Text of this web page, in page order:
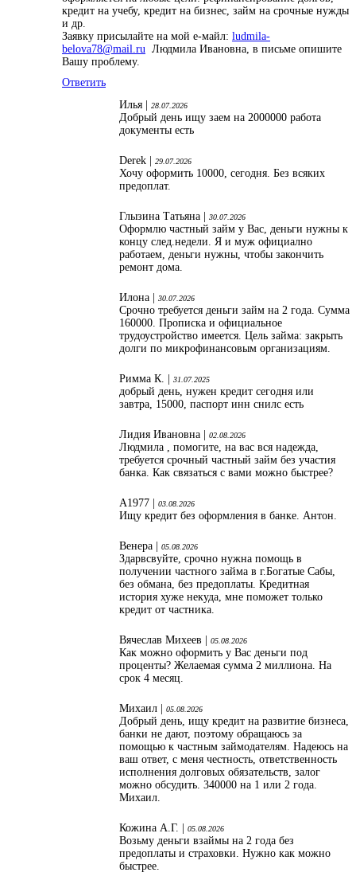
кредит на учебу, кредит на бизнес, займ на срочные нужды
и др.
Заявку присылайте на мой е-майл: ludmila-
belova78@mail.ru Людмила Ивановна, в письме опишите
Вашу проблему.
Ответить
Илья |
28.07.2026
Добрый день ищу заем на 2000000 работа
документы есть
Derek | 29.07.2026
Хочу оформить 10000, сегодня. Без всяких
предоплат.
Глызина Татьяна | 30.07.2026
Оформлю частный займ у Вас, деньги нужны к
концу след.недели. Я и муж официално
работаем, деньги нужны, чтобы закончить
ремонт дома.
Илона | 30.07.2026
Срочно требуется деньги займ на 2 года. Сумма
160000. Прописка и официальное
трудоустройство имеется. Цель займа: закрыть
долги по микрофинансовым организациям.
Римма К. | 31.07.2025
добрый день, нужен кредит сегодня или
завтра, 15000, паспорт инн снилс есть
Лидия Ивановна | 02.08.2026
Людмила , помогите, на вас вся надежда,
требуется срочный частный займ без участия
банка. Как связаться с вами можно быстрее?
А1977 | 03.08.2026
Ищу кредит без оформления в банке. Антон.
Венера | 05.08.2026
Здарвсвуйте, срочно нужна помощь в
получении частного займа в г.Богатые Сабы,
без обмана, без предоплаты. Кредитная
история хуже некуда, мне поможет только
кредит от частника.
Вячеслав Михеев | 05.08.2026
Как можно оформить у Вас деньги под
проценты? Желаемая сумма 2 миллиона. На
срок 4 месяц.
Михаил | 05.08.2026
Добрый день, ищу кредит на развитие бизнеса,
банки не дают, поэтому обращаюсь за
помощью к частным займодателям. Надеюсь на
ваш ответ, с меня честность, ответственность
исполнения долговых обязательств, залог
можно обсудить. 340000 на 1 или 2 года.
Михаил.
Кожина А.Г. | 05.08.2026
Возьму деньги взаймы на 2 года без
предоплаты и страховки. Нужно как можно
быстрее.